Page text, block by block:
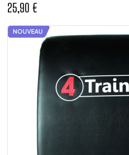
25,90 €
NOUVEAU